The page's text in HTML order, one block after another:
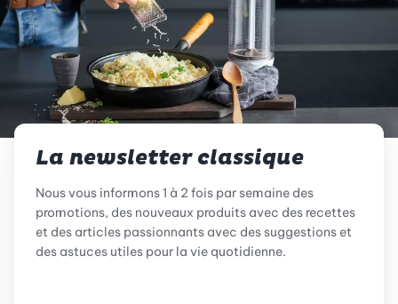
La newsletter classique
Nous vous informons 1 à 2 fois par semaine des
promotions, des nouveaux produits avec des recettes
et des articles passionnants avec des suggestions et
des astuces utiles pour la vie quotidienne.